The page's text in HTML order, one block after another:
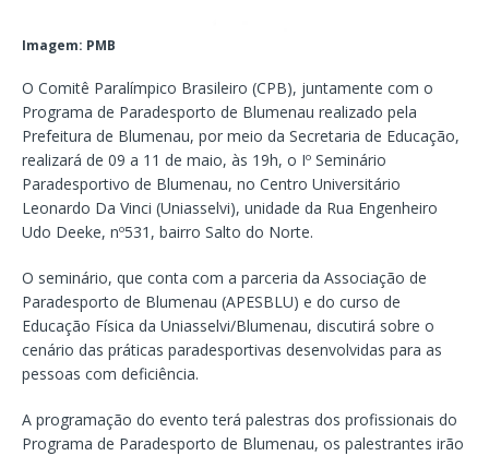
Imagem: PMB
O Comitê Paralímpico Brasileiro (CPB), juntamente com o
Programa de Paradesporto de Blumenau realizado pela
Prefeitura de Blumenau, por meio da Secretaria de Educação,
realizará de 09 a 11 de maio, às 19h, o Iº Seminário
Paradesportivo de Blumenau, no Centro Universitário
Leonardo Da Vinci (Uniasselvi), unidade da Rua Engenheiro
Udo Deeke, nº531, bairro Salto do Norte.
O seminário, que conta com a parceria da Associação de
Paradesporto de Blumenau (APESBLU) e do curso de
Educação Física da Uniasselvi/Blumenau, discutirá sobre o
cenário das práticas paradesportivas desenvolvidas para as
pessoas com deficiência.
A programação do evento terá palestras dos profissionais do
Programa de Paradesporto de Blumenau, os palestrantes irão